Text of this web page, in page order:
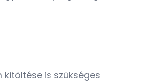
is szükséges: